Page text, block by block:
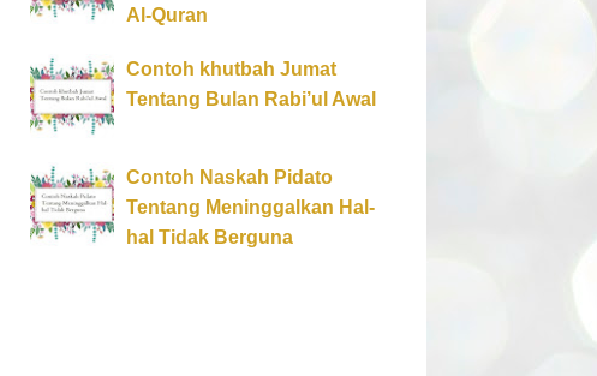
Al-Quran
Contoh khutbah Jumat
Tentang Bulan Rabi’ul Awal
Contoh Naskah Pidato
Tentang Meninggalkan Hal-
hal Tidak Berguna